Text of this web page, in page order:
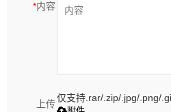
*内容
上传
仅支持.rar/.zip/.jpg/.png/